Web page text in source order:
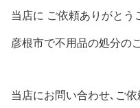
当店に ご依頼ありがとう
彦根市で不用品の処分の
当店にお問い合わせ､ご依